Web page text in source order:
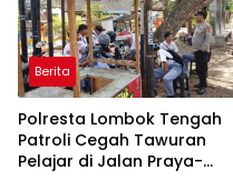
Berita
Polresta Lombok Tengah
Patroli Cegah Tawuran
Pelajar di Jalan Praya-